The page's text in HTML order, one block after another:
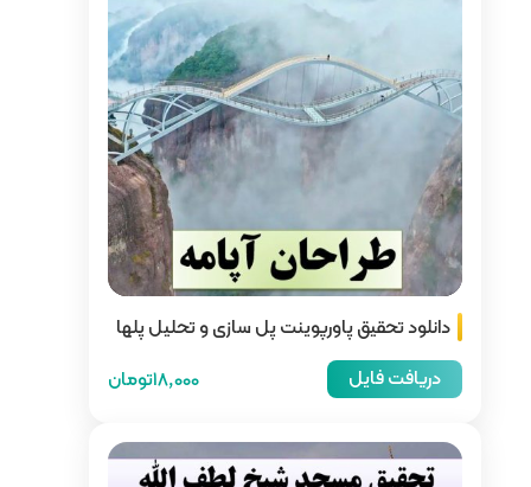
پل سازی و تحلیل پلها
18,000تومان